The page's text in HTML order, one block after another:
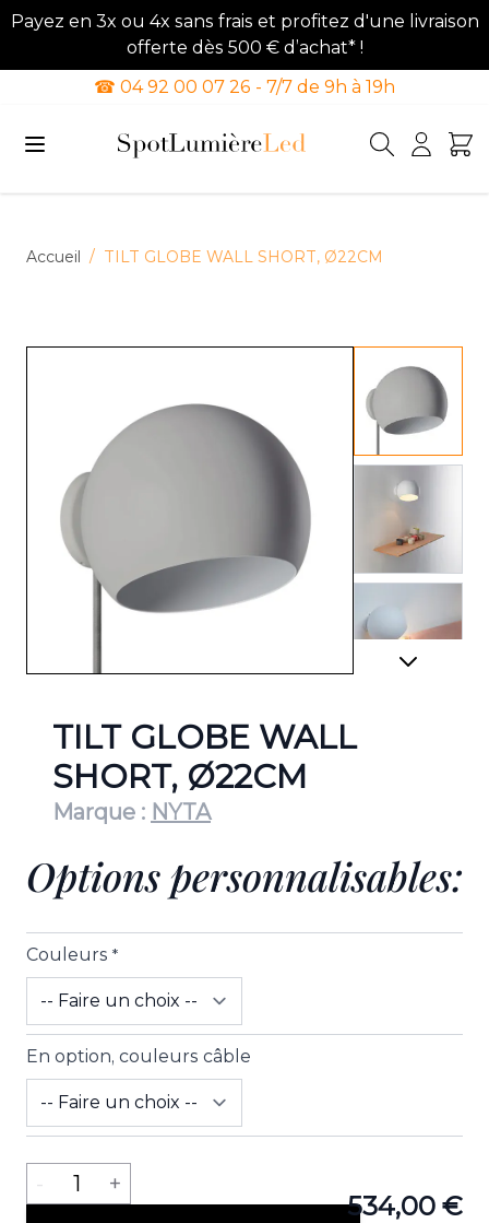
Payez en 3x ou 4x sans frais et profitez d'une livraison
offerte dès 500 € d’achat* !
☎ 04 92 00 07 26 - 7/7 de 9h à 19h
Accueil / TILT GLOBE WALL SHORT, Ø22CM
View
TILT GLOBE WALL
SHORT, Ø22CM
Marque : NYTA
Options personnalisables:
Couleurs *
En option, couleurs câble
534,00 €
Quantité
- 1 +